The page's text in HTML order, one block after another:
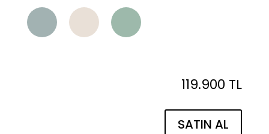
119.900 TL
SATIN AL